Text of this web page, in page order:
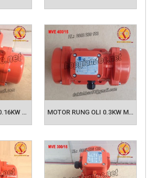
0,04kW trở lên
) ~ 4 cực và được quay với
thực tiễn đối với dòng động
thiết bị cảnh báo an ninh
nghiệp khai thác và công